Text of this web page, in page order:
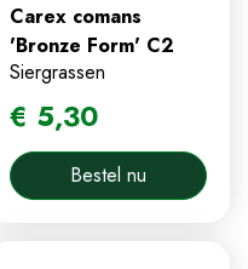
Carex comans
'Bronze Form' C2
Siergrassen
€ 5,30
Bestel nu